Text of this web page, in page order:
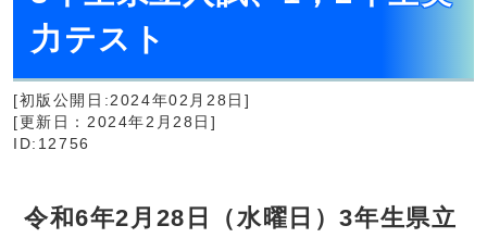
力テスト
[初版公開日:2024年02月28日]
[更新日：2024年2月28日]
ID:12756
令和6年2月28日（水曜日）3年生県立